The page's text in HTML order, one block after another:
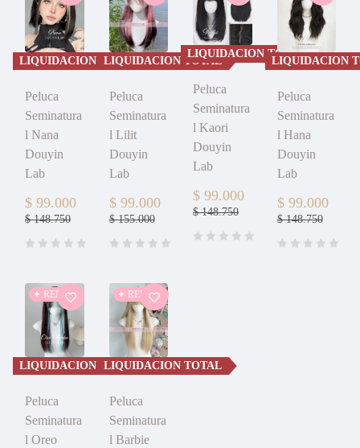
LIQUIDACION TOTAL
Peluca
Seminatura
l Nana
Douyin
Lab
$148.750
$ 99.000
LIQUIDACION TOTAL
Peluca
Seminatura
l Lilit
Douyin
Lab
$155.000
$99.000
LIQUIDACION TOTAL
Peluca
Seminatura
l Kaori
Douyin
Lab
$148.750
$ 99.000
LIQUIDACION
Peluca
Seminatura
l Hana
Douyin
Lab
$148.750
$99.000
LIQUIDACION TOTAL
✦ REBAJA
Peluca
Seminatura
l Oreo
LIQUIDACION TOTAL
✦ REBAJA
Peluca
Seminatura
l Barbie